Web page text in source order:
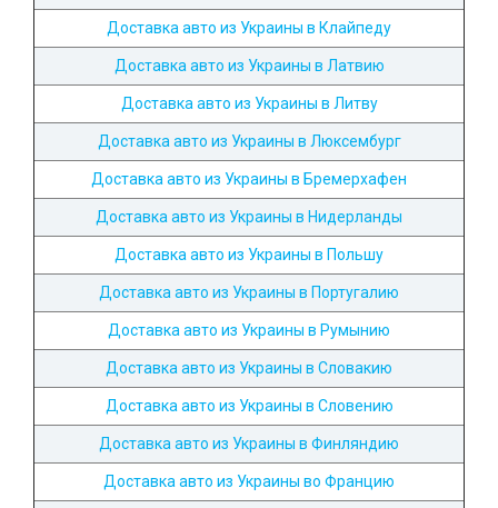
Доставка авто из Украины в Клайпеду
Доставка авто из Украины в Латвию
Доставка авто из Украины в Литву
Доставка авто из Украины в Люксембург
Доставка авто из Украины в Бремерхафен
Доставка авто из Украины в Нидерланды
Доставка авто из Украины в Польшу
Доставка авто из Украины в Португалию
Доставка авто из Украины в Румынию
Доставка авто из Украины в Словакию
Доставка авто из Украины в Словению
Доставка авто из Украины в Финляндию
Доставка авто из Украины во Францию